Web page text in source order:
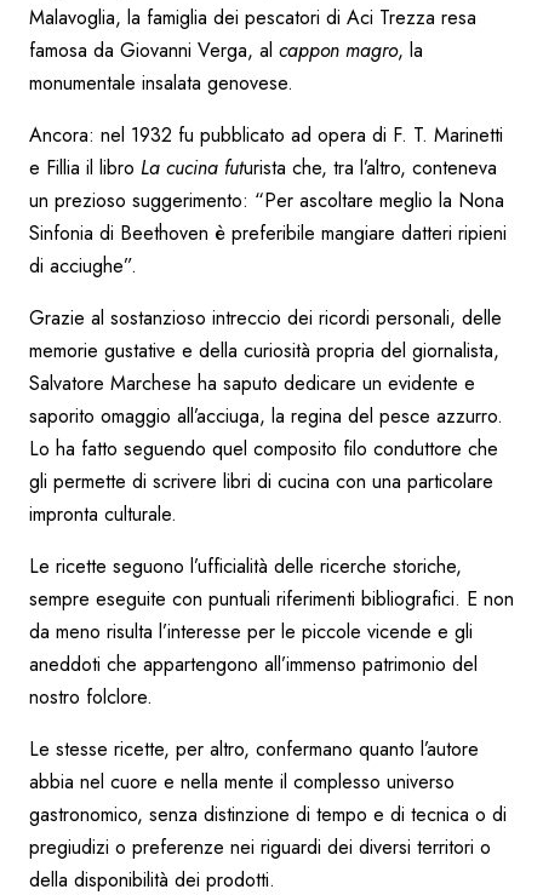
Malavoglia, la famiglia dei pescatori di Aci Trezza resa
famosa da Giovanni Verga, al cappon magro, la
monumentale insalata genovese.
Ancora: nel 1932 fu pubblicato ad opera di F. T. Marinetti
e Fillia il libro La cucina futurista che, tra l’altro, conteneva
un prezioso suggerimento: “Per ascoltare meglio la Nona
Sinfonia di Beethoven è preferibile mangiare datteri ripieni
di acciughe”.
Grazie al sostanzioso intreccio dei ricordi personali, delle
memorie gustative e della curiosità propria del giornalista,
Salvatore Marchese ha saputo dedicare un evidente e
saporito omaggio all’acciuga, la regina del pesce azzurro.
Lo ha fatto seguendo quel composito filo conduttore che
gli permette di scrivere libri di cucina con una particolare
impronta culturale.
Le ricette seguono l’ufficialità delle ricerche storiche,
sempre eseguite con puntuali riferimenti bibliografici. E non
da meno risulta l’interesse per le piccole vicende e gli
aneddoti che appartengono all’immenso patrimonio del
nostro folclore.
Le stesse ricette, per altro, confermano quanto l’autore
abbia nel cuore e nella mente il complesso universo
gastronomico, senza distinzione di tempo e di tecnica o di
pregiudizi o preferenze nei riguardi dei diversi territori o
della disponibilità dei prodotti.